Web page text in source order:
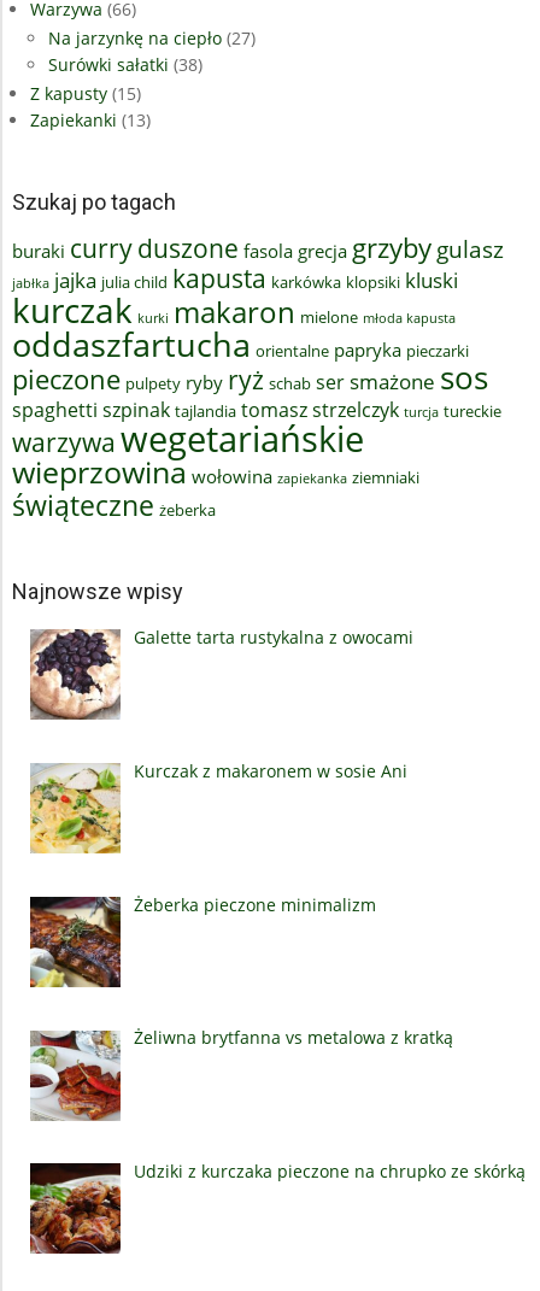
Warzywa (66)
Na jarzynkę na ciepło (27)
Surówki sałatki (38)
Z kapusty (15)
Zapiekanki (13)
Szukaj po tagach
buraki curryduszone fasola grecja grzyby gulasz
jabłka jajka julia child kapusta karkówka klopsiki kluski
kurczak kurki makaron mielone młoda kapusta
oddaszfartucha orientalne papryka pieczarki
pieczone pulpety ryby ryż schab ser smażone sos
spaghetti szpinak tajlandia tomasz strzelczyk turcja tureckie
warzywa wegetariańskie
wieprzowina wołowina zapiekanka ziemniaki
świąteczne żeberka
Najnowsze wpisy
Galette tarta rustykalna z owocami
Kurczak z makaronem w sosie Ani
Żeberka pieczone minimalizm
Żeliwna brytfanna vs metalowa z kratką
Udziki z kurczaka pieczone na chrupko ze skórką